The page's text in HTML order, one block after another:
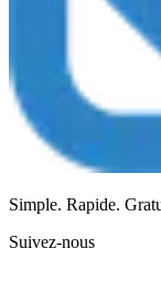
Simple. Rapide.
Suivez-nous